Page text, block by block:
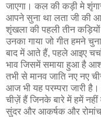
जाएगा। कल की कड़ी मे शृंगार
आपने सुना था लता जी की
शृंखला की पहली तीन
उनका गाया जो गीत हमने
बाद में आते हैं, पहले आइए
भाव जिसमें समाया हुआ है
तभी से मानव जाति नए नए
आज भी यह परम्परा जारी
चीज़ें हैं जिनके बारे में हमें नहीं
सुंदर और आकर्षक और